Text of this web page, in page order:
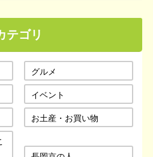
テゴリ
グルメ
イベント
お土産・お買い物